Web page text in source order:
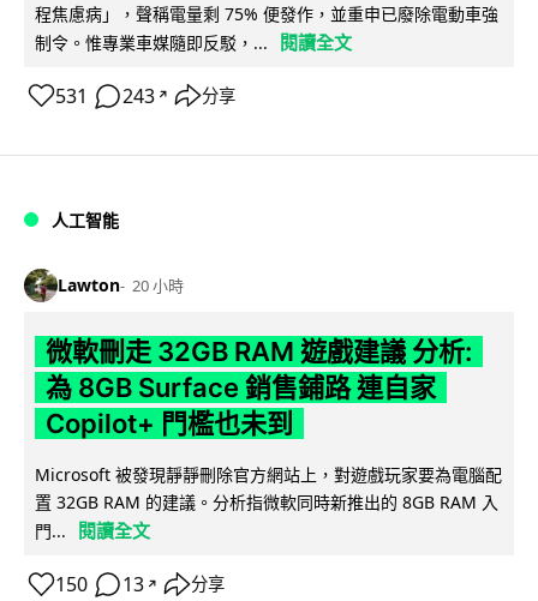
程焦慮病」，聲稱電量剩 75% 便發作，並重申已廢除電動車強
制令。惟專業車媒隨即反駁，...
閱讀全文
531 243 ↗ 分享
人工智能
Lawton 20 小時
微軟刪走 32GB RAM 遊戲建議 分析:
為 8GB Surface 銷售鋪路 連自家
Copilot+ 門檻也未到
Microsoft 被發現靜靜刪除官方網站上，對遊戲玩家要為電腦配
置 32GB RAM 的建議。分析指微軟同時新推出的 8GB RAM 入
門...
閱讀全文
150 13 ↗ 分享